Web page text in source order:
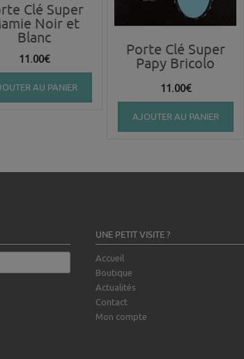
Clé Super
Noir et
Blanc
11.00€
AU PANIER
Porte Clé Super
Papy Bricolo
11.00€
AJOUTER AU PANIER
UNE PETIT VISITE ?
Accueil
Boutique
Actualités
Contact
Mon compte